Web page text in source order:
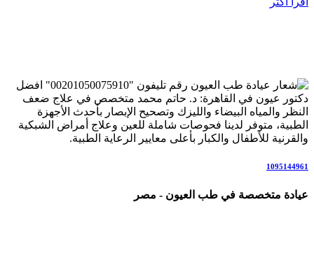
رقم تليفون "00201050075910" افضل
دكتور عيون في القاهرة: د. حاتم محمد متخصص في علاج ضعف
النظر والمياه البيضاء والليزك وتصحيح الإبصار بأحدث الأجهزة
الطبية، متوفر لدينا فحوصات شاملة للعين وعلاج أمراض الشبكية
والقرنية للأطفال والكبار بأعلى معايير الرعاية الطبية.
1095144961
عيادة متخصصة في طب العيون - مصر